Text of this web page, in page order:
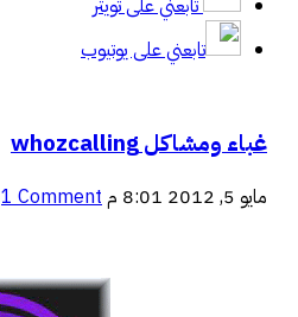
تابعني على تويتر
تابعني على يوتيوب
غباء ومشاكل whozcalling
مايو 5, 2012 8:01 م 1 Comment